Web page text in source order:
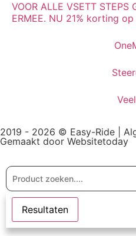
VOOR ALLE VSETT STEPS
ERMEE. NU 21% korting
2019 - 2026 © Easy-Ride |
Gemaakt door Websitetoday
Resultaten